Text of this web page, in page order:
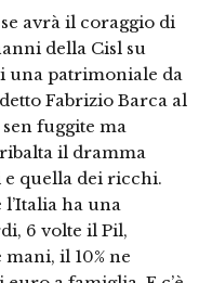
avrà il coraggio di
della Cisl su
una patrimoniale da
Fabrizio Barca al
fuggite ma
il dramma
e quella dei ricchi.
ha una
6 volte il Pil,
il 10% ne